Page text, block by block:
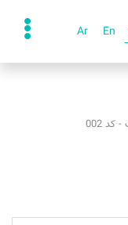
En
Ar
کد 002